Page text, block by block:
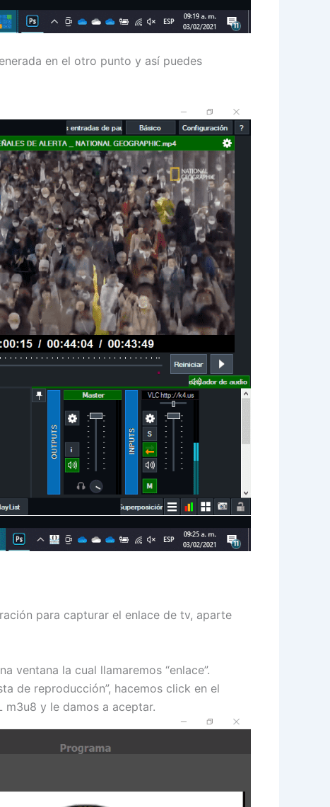
en el otro punto y así puedes
para capturar el enlace de tv, aparte
ventana la cual llamaremos “enlace”.
de reproducción”, hacemos click en el
m3u8 y le damos a aceptar.